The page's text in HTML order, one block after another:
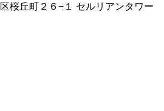
桜丘町２６−１ セルリアンタワー